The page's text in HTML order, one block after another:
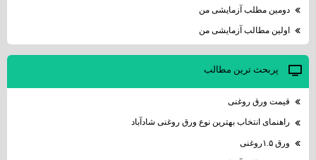
دومین مطلب آزمایشی من
اولین مطالب آزمایشی من
پربحث ترين مطالب
قیمت ورق روغنی
راهنمای انتخاب بهترین نوع ورق روغنی شادآباد
ورق ۱.۵روغنی